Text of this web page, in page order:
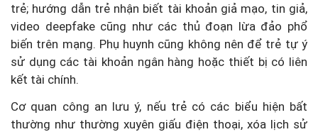
trẻ; hướng dẫn trẻ nhận biết tài khoản giả mạo, tin giả,
video deepfake cũng như các thủ đoạn lừa đảo phổ
biến trên mạng. Phụ huynh cũng không nên để trẻ tự ý
sử dụng các tài khoản ngân hàng hoặc thiết bị có liên
kết tài chính.
Cơ quan công an lưu ý, nếu trẻ có các biểu hiện bất
thường như thường xuyên giấu điện thoại, xóa lịch sử